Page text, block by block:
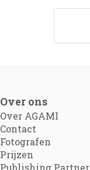
Over ons
Over AGAMI
Contact
Fotografen
Prijzen
Publishing Partner